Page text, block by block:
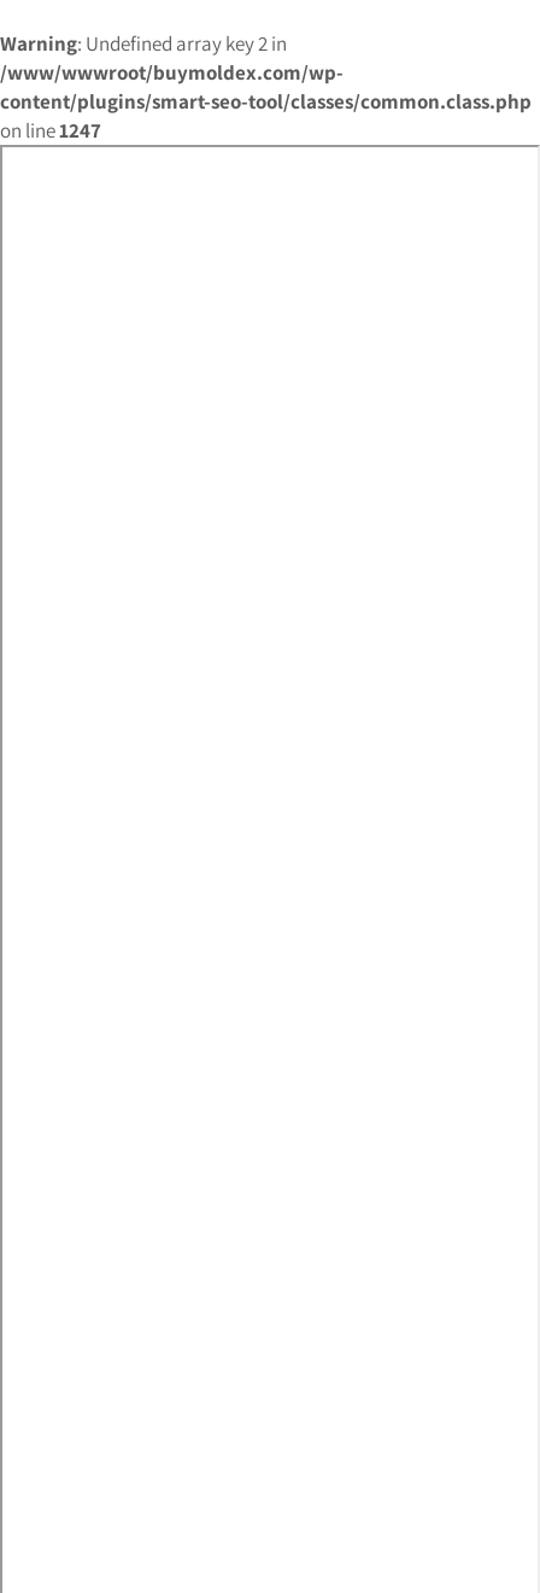
Warning: Undefined array key 2 in
/www/wwwroot/buymoldex.com/wp-
content/plugins/smart-seo-tool/classes/common.class.php
on line1247